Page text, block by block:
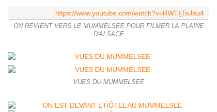
https://www.youtube.com/watch?v=RWTIjTeJau4
ON REVIENT VERS LE MUMMELSEE POUR FILMER LA PLAINE
D'ALSACE
VUES DU MUMMELSEE